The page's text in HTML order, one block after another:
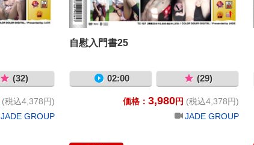
(32)
(税込4,378円)
JADE GROUP
自慰入門書25
02:00 (29)
価格： 3,980円 (税込4,378円)
JADE GROUP